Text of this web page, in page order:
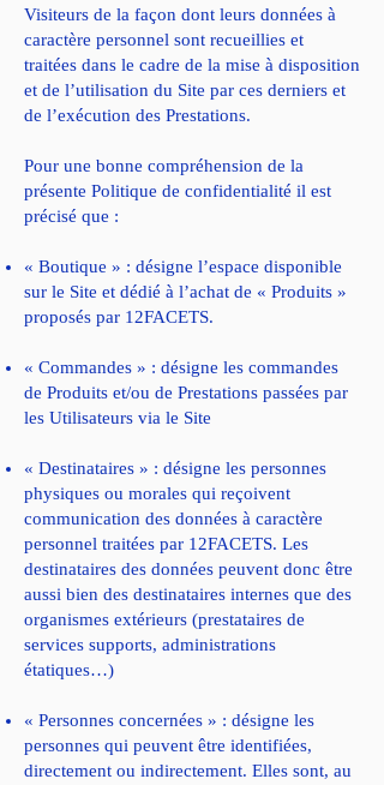
Visiteurs de la façon dont leurs données à
caractère personnel sont recueillies et
traitées dans le cadre de la mise à disposition
et de l’utilisation du Site par ces derniers et
de l’exécution des Prestations.
Pour une bonne compréhension de la
présente Politique de confidentialité il est
précisé que :
« Boutique » : désigne l’espace disponible
sur le Site et dédié à l’achat de « Produits »
proposés par 12FACETS.
« Commandes » : désigne les commandes
de Produits et/ou de Prestations passées par
les Utilisateurs via le Site
« Destinataires » : désigne les personnes
physiques ou morales qui reçoivent
communication des données à caractère
personnel traitées par 12FACETS. Les
destinataires des données peuvent donc être
aussi bien des destinataires internes que des
organismes extérieurs (prestataires de
services supports, administrations
étatiques…)
« Personnes concernées » : désigne les
personnes qui peuvent être identifiées,
directement ou indirectement. Elles sont, au